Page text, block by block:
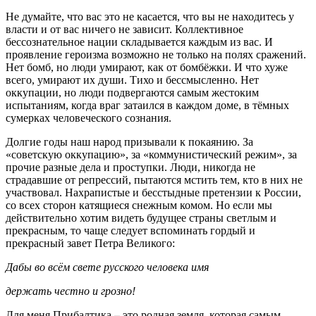
Не думайте, что вас это не касается, что вы не находитесь у
власти и от вас ничего не зависит. Коллективное
бессознательное нации складывается каждым из вас. И
проявление героизма возможно не только на полях сражений.
Нет бомб, но люди умирают, как от бомбёжки. И что хуже
всего, умирают их души. Тихо и бессмысленно. Нет
оккупации, но люди подвергаются самым жестоким
испытаниям, когда враг затаился в каждом доме, в тёмных
сумерках человеческого сознания.
Долгие годы наш народ призывали к покаянию. За
«советскую оккупацию», за «коммунистический режим», за
прочие разные дела и проступки. Люди, никогда не
страдавшие от репрессий, пытаются мстить тем, кто в них не
участвовал. Нахрапистые и бесстыдные претензии к России,
со всех сторон катящиеся снежным комом. Но если мы
действительно хотим видеть будущее страны светлым и
прекрасным, то чаще следует вспоминать гордый и
прекрасный завет Петра Великого:
Дабы во всём свете русского человека имя
держать честно и грозно!